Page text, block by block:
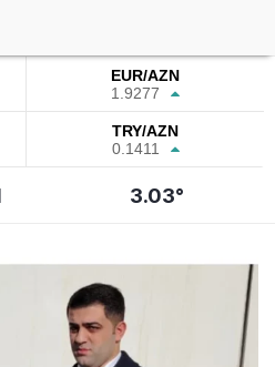
EUR/AZN
1.9277
TRY/AZN
0.1411
3.03°